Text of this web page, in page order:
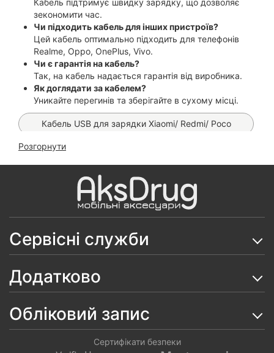
Кабель підтримує швидку зарядку, що дозволяє
зекономити час.
Чи підходить кабель для інших пристроїв?
Цей кабель оптимально підходить для телефонів
Realme, Oppo, OnePlus, Vivo.
Чи є гарантія на кабель?
Так, на кабель надається гарантія від виробника.
Як доглядати за кабелем?
Уникайте перегинів та зберігайте в сухому місці.
Кабель USB для зарядки Xiaomi/ Redmi/ Poco
Зарядний пристрій Hoco C161A 40W Speed
Кабель Hoco X112 (Type-C Type-C)
Розгорнути
Сервісні служби
Додатково
Обліковий запис
Сертифікати безпеки